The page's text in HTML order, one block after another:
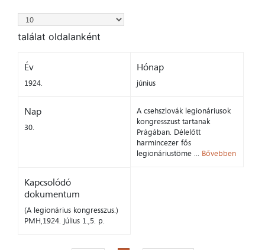
találat oldalanként
Év
1924.
Hónap
június
Nap
30.
A csehszlovák legionáriusok
kongresszust tartanak
Prágában. Délelőtt
harmincezer fős
legionáriustöme ... Bővebben
Kapcsolódó
dokumentum
(A legionárius kongresszus.)
PMH,1924. július 1.,5. p.